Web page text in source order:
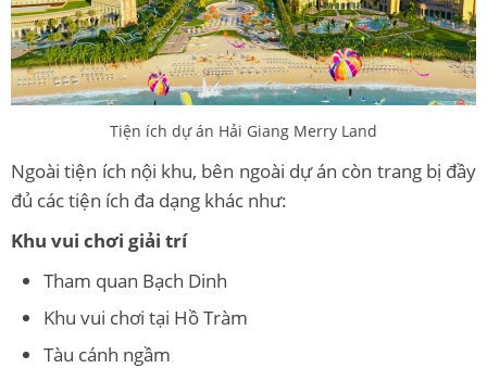
Tiện ích dự án Hải Giang Merry Land
Ngoài tiện ích nội khu, bên ngoài dự án còn trang bị đầy
đủ các tiện ích đa dạng khác như:
Khu vui chơi giải trí
Tham quan Bạch Dinh
Khu vui chơi tại Hồ Tràm
Tàu cánh ngầm